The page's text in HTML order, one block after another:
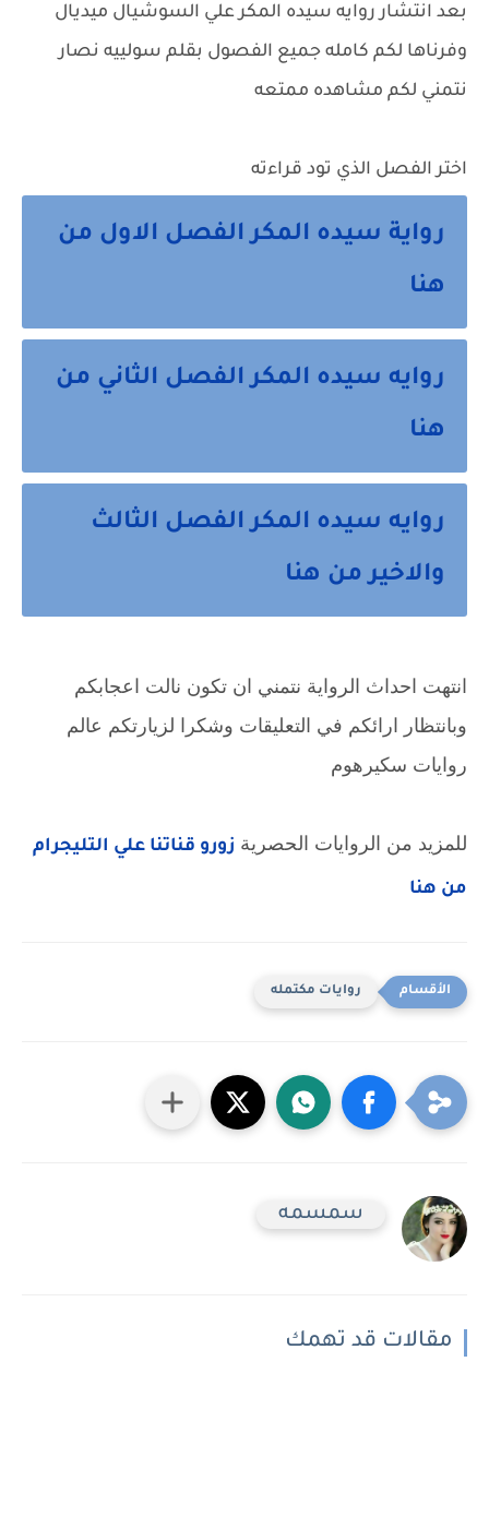
بعد انتشار روايه سيده المكرعلي السوشيال ميديال
وفرناها لكم كامله جميع الفصول بقلم سولييه نصار
نتمني لكم مشاهده ممتعه
اختر الفصل الذي تود قراءته
رواية سيده المكر الفصل الاول من
هنا
روايه سيده المكر الفصل الثاني من
هنا
روايه سيده المكر الفصل الثالث
والاخير من هنا
انتهت احداث الرواية نتمني ان تكون نالت اعجابكم
وبانتظار ارائكم في التعليقات وشكرا لزيارتكم عالم
روايات سكيرهوم
للمزيد من الروايات الحصرية زورو قناتنا علي التليجرام
من هنا
روايات مكتمله
سمسمه
مقالات قد تهمك